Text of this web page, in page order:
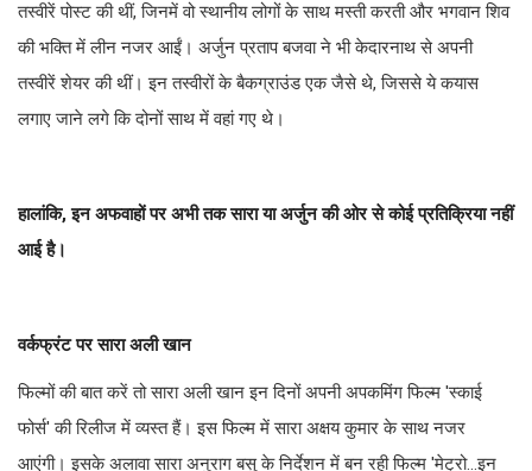
तस्वीरें पोस्ट की थीं, जिनमें वो स्थानीय लोगों के साथ मस्ती करती और भगवान शिव
की भक्ति में लीन नजर आईं। अर्जुन प्रताप बजवा ने भी केदारनाथ से अपनी
तस्वीरें शेयर की थीं। इन तस्वीरों के बैकग्राउंड एक जैसे थे, जिससे ये कयास
लगाए जाने लगे कि दोनों साथ में वहां गए थे।
हालांकि, इन अफवाहों पर अभी तक सारा या अर्जुन की ओर से कोई प्रतिक्रिया नहीं
आई है।
वर्कफ्रंट पर सारा अली खान
फिल्मों की बात करें तो सारा अली खान इन दिनों अपनी अपकमिंग फिल्म 'स्काई
फोर्स' की रिलीज में व्यस्त हैं। इस फिल्म में सारा अक्षय कुमार के साथ नजर
आएंगी। इसके अलावा सारा अनुराग बसु के निर्देशन में बन रही फिल्म 'मेट्रो...इन